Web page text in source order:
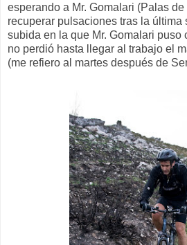
esperando a Mr. Gomalari (Palas
recuperar pulsaciones tras la última
subida en la que Mr. Gomalari puso
no perdió hasta llegar al trabajo el
(me refiero al martes después de